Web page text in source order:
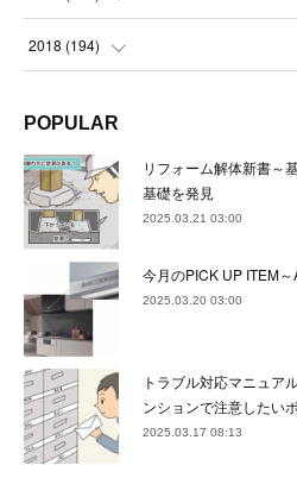
(24)
22)
(22)
(22)
(25
(23 )
(24
(21
(24)
(21
( 23)
(23
(22 )
(23
(23
(22)
(24
( 21)
(20)
(22
(23)
(23
(22)
(23
( 24)
(21)
(22
(22)
(24
(24)
(23
( 21)
(22)
(23
(22)
(21)
(27)
(22
33)
(28)
2018 (194)
(17)
(32)
(36)
(30
34)
(8 )
POPULAR
リフォーム解体新書～
基礎を発見
2025.03.21 03:00
今月のPICK UP ITEM
2025.03.20 03:00
トラブル対応マニュア
ンションで注意したい
2025.03.17 08:13